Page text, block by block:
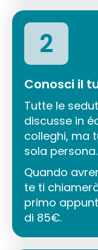
2
Conosci il
Tutte le
discusse in
colleghi, ma
sola persona.
Quando
te ti
primo
di 85€.